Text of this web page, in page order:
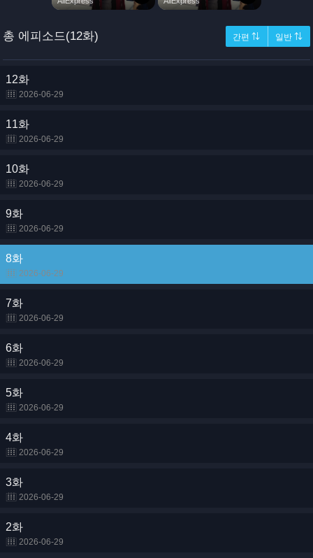
총 에피소드(12화) 간편 ⇅ 일반 ⇅
12화
2026-06-29
11화
2026-06-29
10화
2026-06-29
9화
2026-06-29
8화
2026-06-29
7화
2026-06-29
6화
2026-06-29
5화
2026-06-29
4화
2026-06-29
3화
2026-06-29
2화
2026-06-29